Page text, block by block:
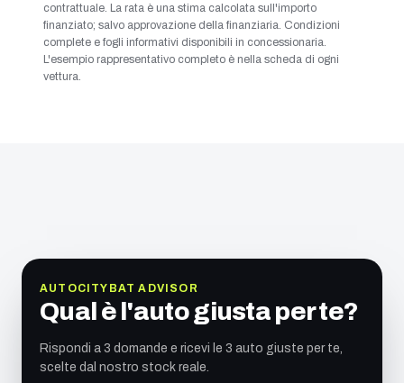
contrattuale. La rata è una stima calcolata sull'importo
finanziato; salvo approvazione della finanziaria. Condizioni
complete e fogli informativi disponibili in concessionaria.
L'esempio rappresentativo completo è nella scheda di ogni
vettura.
AUTOCITYBAT ADVISOR
Qual è l'auto giusta per te?
Rispondi a 3 domande e ricevi le 3 auto giuste per te,
scelte dal nostro stock reale.